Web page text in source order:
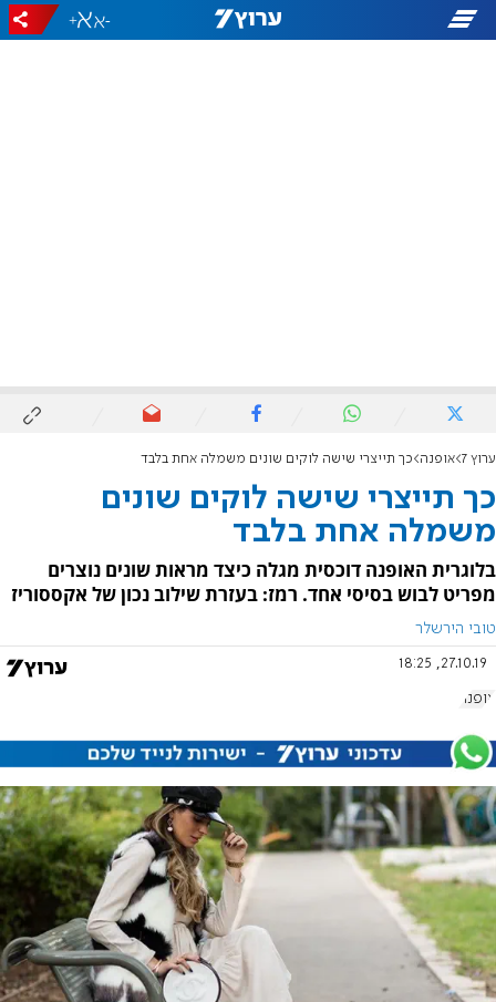
-
+
ערוץ 7 אופנה כך תייצרי שישה לוקים שונים משמלה אחת בלבד
כך תייצרי שישה לוקים שונים
משמלה אחת בלבד
בלוגרית האופנה דוכסית מגלה כיצד מראות שונים נוצרים
מפריט לבוש בסיסי אחד. רמז: בעזרת שילוב נכון של אקססוריז
טובי הירשלר
27.10.19, 18:25
אופנה